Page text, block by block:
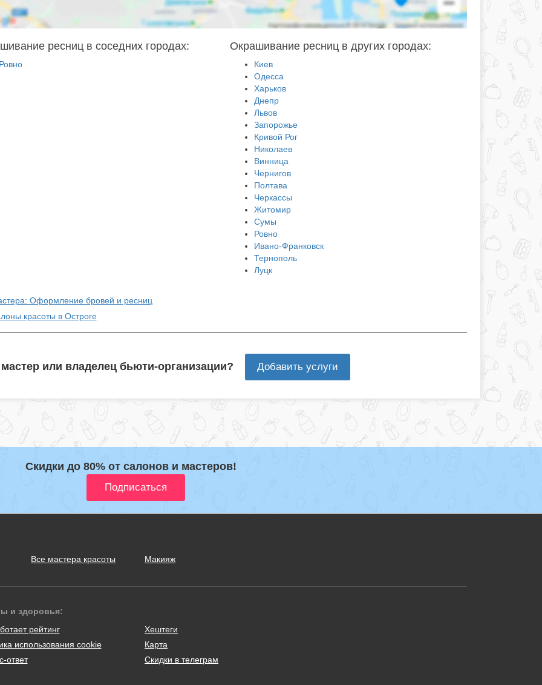
ресниц в соседних городах: Окрашивание ресниц в других городах:
Киев
Одесса
Харьков
Днепр
Львов
Запорожье
Кривой Рог
Николаев
Винница
Чернигов
Полтава
Черкассы
Житомир
Сумы
Ровно
Ивано-Франковск
Тернополь
Луцк
Оформление бровей и ресниц
красоты в Остроге
или владелец бьюти-организации? Добавить услуги
Скидки до 80% от салонов и мастеров!
Все мастера красоты Макияж
и здоровья:
рейтинг
использования cookie
ответ
Хештеги
Карта
Скидки в телеграм